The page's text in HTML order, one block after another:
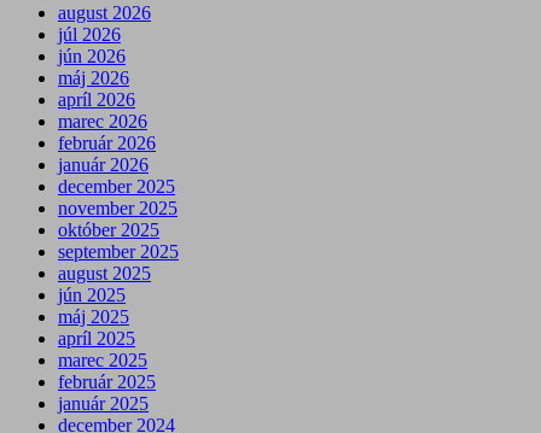
august 2026
júl 2026
jún 2026
máj 2026
apríl 2026
marec 2026
február 2026
január 2026
december 2025
november 2025
október 2025
september 2025
august 2025
jún 2025
máj 2025
apríl 2025
marec 2025
február 2025
január 2025
december 2024